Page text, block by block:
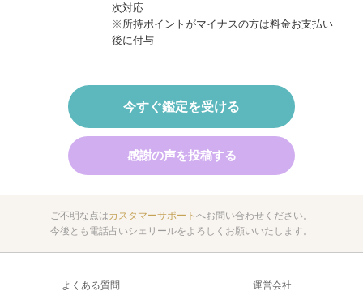
次対応
※所持ポイントがマイナスの方は料金お支払い
後に付与
今すぐ鑑定を受ける
感謝の声を投稿する
ご不明な点はカスタマーサポート へお問い合わせください。
今後とも電話占いシェリールをよろしくお願いいたします。
よくある質問 運営会社